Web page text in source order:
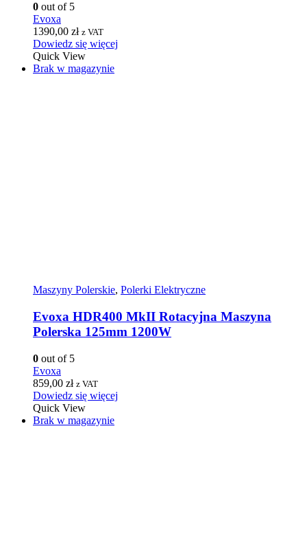
0 out of 5
Evoxa
1390,00 zł z VAT
Dowiedz się więcej
Quick View
Brak w magazynie
Maszyny Polerskie, Polerki Elektryczne
Evoxa HDR400 MkII Rotacyjna Maszyna
Polerska 125mm 1200W
0 out of 5
Evoxa
859,00 zł z VAT
Dowiedz się więcej
Quick View
Brak w magazynie